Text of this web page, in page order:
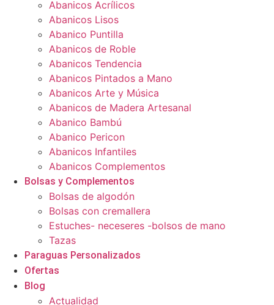
Abanicos Acrílicos
Abanicos Lisos
Abanico Puntilla
Abanicos de Roble
Abanicos Tendencia
Abanicos Pintados a Mano
Abanicos Arte y Música
Abanicos de Madera Artesanal
Abanico Bambú
Abanico Pericon
Abanicos Infantiles
Abanicos Complementos
Bolsas y Complementos
Bolsas de algodón
Bolsas con cremallera
Estuches- neceseres -bolsos de mano
Tazas
Paraguas Personalizados
Ofertas
Blog
Actualidad